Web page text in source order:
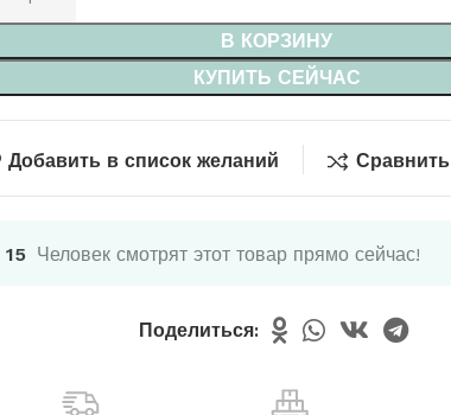
В КОРЗИНУ
КУПИТЬ СЕЙЧАС
Добавить в список желаний Сравнить
15 Человек смотрят этот товар прямо сейчас!
Поделиться: